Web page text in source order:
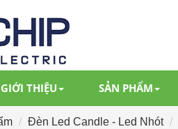
GIỚI THIỆU SẢN PHẨM
Đèn Led Candle - Led Nhót